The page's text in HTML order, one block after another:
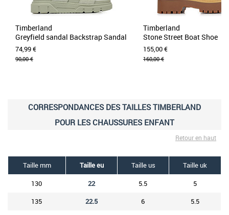
Timberland
Greyfield sandal Backstrap Sandal
74,99 €
90,00 €
Timberland
Stone Street Boat Shoe
155,00 €
160,00 €
CORRESPONDANCES DES TAILLES TIMBERLAND
POUR LES CHAUSSURES ENFANT
Retour en haut
Taille mm Taille eu Taille us
Taille uk
130
22 5.5
5
135
22.5 6
5.5